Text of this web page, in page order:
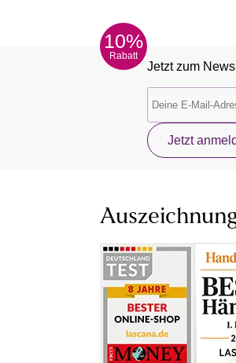
10%
Rabatt
Jetzt zum
Jetzt